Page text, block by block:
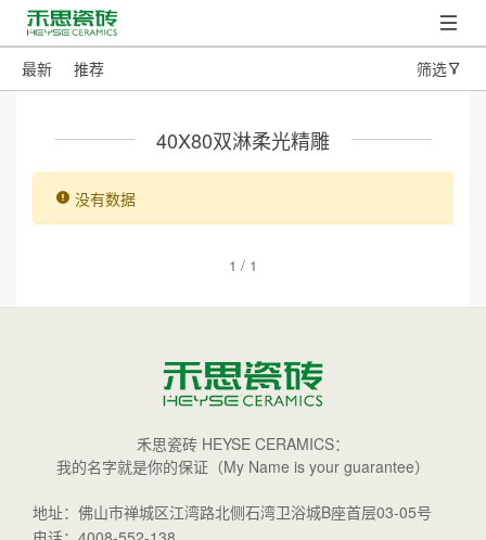
最新 推荐 筛选
40X80双淋柔光精雕
没有数据
1 / 1
禾思瓷砖 HEYSE CERAMICS：
我的名字就是你的保证（My Name is your guarantee）
地址：佛山市禅城区江湾路北侧石湾卫浴城B座首层03-05号